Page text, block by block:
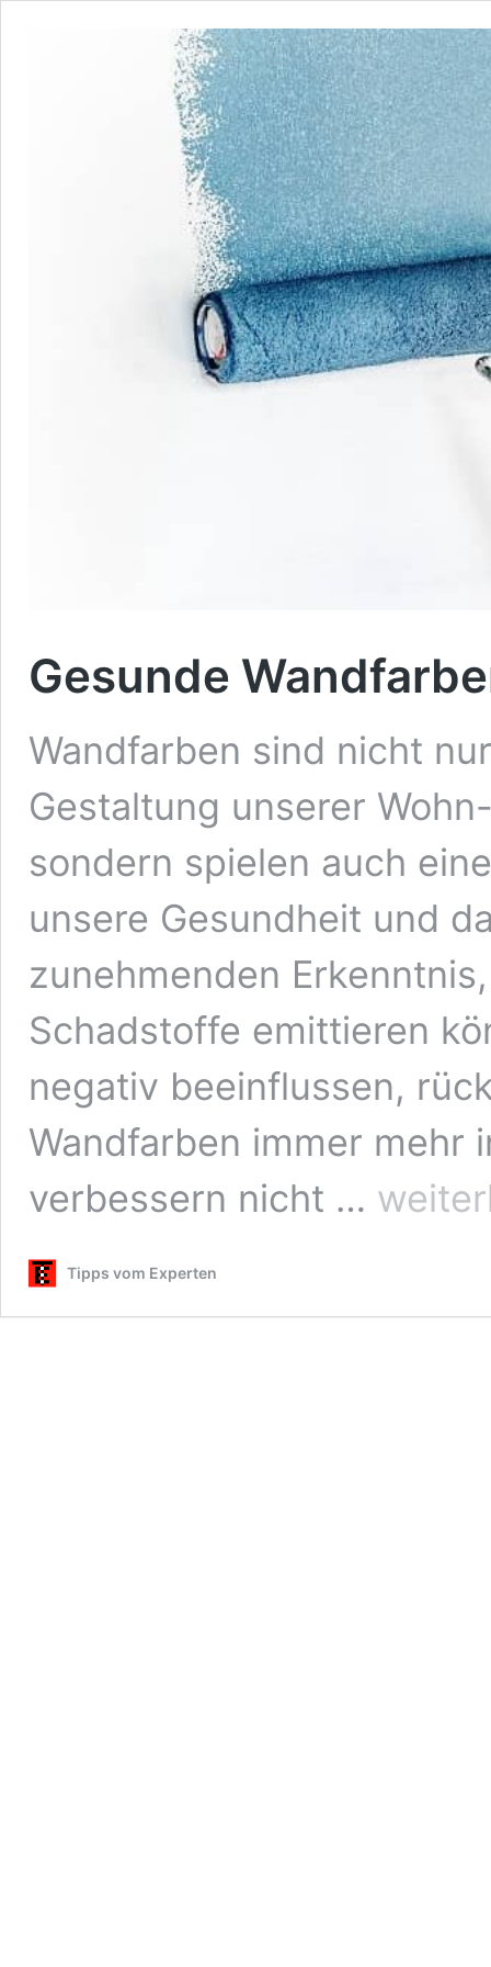
Gesunde
Wandfarben sind nicht
Gestaltung unserer
sondern spielen auch
unsere Gesundheit und
zunehmenden
Schadstoffe emittieren
negativ beeinflussen,
Wandfarben immer mehr
verbessern nicht …
Gesunde
Wandfarben
Tipps vom Experten